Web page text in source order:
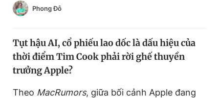
Chuyên mục khác
Tin thị trường Tin 360
Tin đã xem
Đăng xuất
Phong Đỗ
Tụt hậu AI, cổ phiếu lao dốc là dấu hiệu của
thời điểm Tim Cook phải rời ghế thuyền
trưởng Apple?
Theo MacRumors, giữa bối cảnh Apple đang